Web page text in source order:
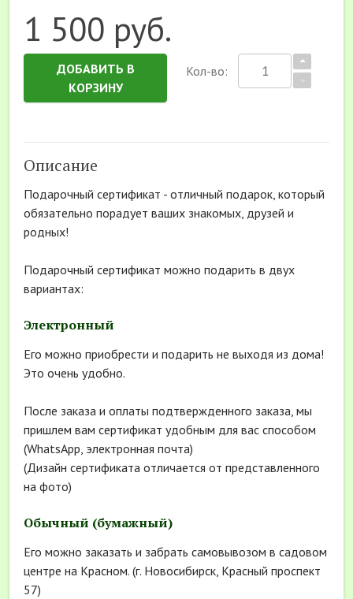
1 500 руб.
ДОБАВИТЬ В
КОРЗИНУ
Кол-во:
Описание
Подарочный сертификат - отличный подарок, который
обязательно порадует ваших знакомых, друзей и
родных!
Подарочный сертификат можно подарить в двух
вариантах:
Электронный
Его можно приобрести и подарить не выходя из дома!
Это очень удобно.
После заказа и оплаты подтвержденного заказа, мы
пришлем вам сертификат удобным для вас способом
(WhatsApp, электронная почта)
(Дизайн сертификата отличается от представленного
на фото)
Обычный (бумажный)
Его можно заказать и забрать самовывозом в садовом
центре на Красном. (г. Новосибирск, Красный проспект
57)